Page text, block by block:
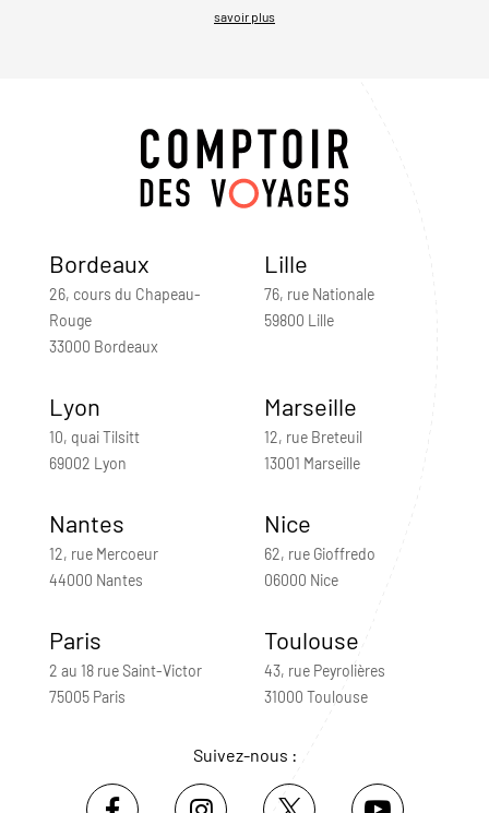
savoir plus
Bordeaux
26, cours du Chapeau-
Rouge
33000 Bordeaux
Lille
76, rue Nationale
59800 Lille
Lyon
10, quai Tilsitt
69002 Lyon
Marseille
12, rue Breteuil
13001 Marseille
Nantes
12, rue Mercoeur
44000 Nantes
Nice
62, rue Gioffredo
06000 Nice
Paris
2 au 18 rue Saint-Victor
75005 Paris
Toulouse
43, rue Peyrolières
31000 Toulouse
Suivez-nous :